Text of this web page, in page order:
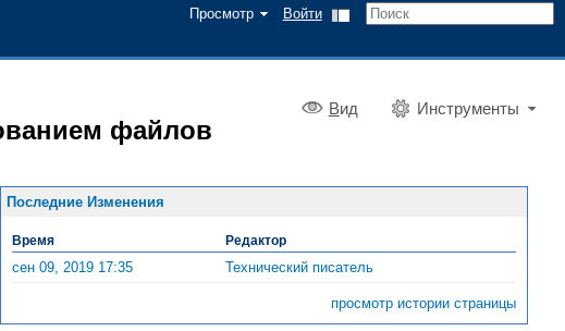
Просмотр Войти
Вид Инструменты
файлов
Последние Изменения
Время Редактор
сен 09, 2019 17:35 Технический писатель
просмотр истории страницы